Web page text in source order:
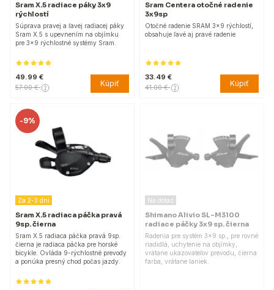
Sram X.5 radiace páky 3x9
rýchlostí
Súprava pravej a ľavej radiacej páky
Sram X.5 s upevnením na objímku
pre 3x9 rýchlostné systémy Sram.
49.99 €
57.00 € Kúpiť
Sram Centera otočné radenie
3x9sp
Otočné radenie SRAM 3x9 rýchlostí,
obsahuje ľavé aj pravé radenie
33.49 €
41.00 € Kúpiť
-9%
Za 2-3 dni
Sram X.5 radiaca páčka pravá
9sp. čierna
Sram X.5 radiaca páčka pravá 9sp.
čierna je radiaca páčka pre horské
bicykle. Ovláda 9-rýchlostné prevody
a ponúka presný chod počas jazdy.
Na dotaz
Shimano Alivio SL-M3100
radiace páčky 3x9 sp. čierna
Radenia pre systém 3x9 sp., pre rovné
riadidlá, uchytenie na objímky,
vrátane ukazovateľov prevodu, čierna
farba, vrátane laniek.